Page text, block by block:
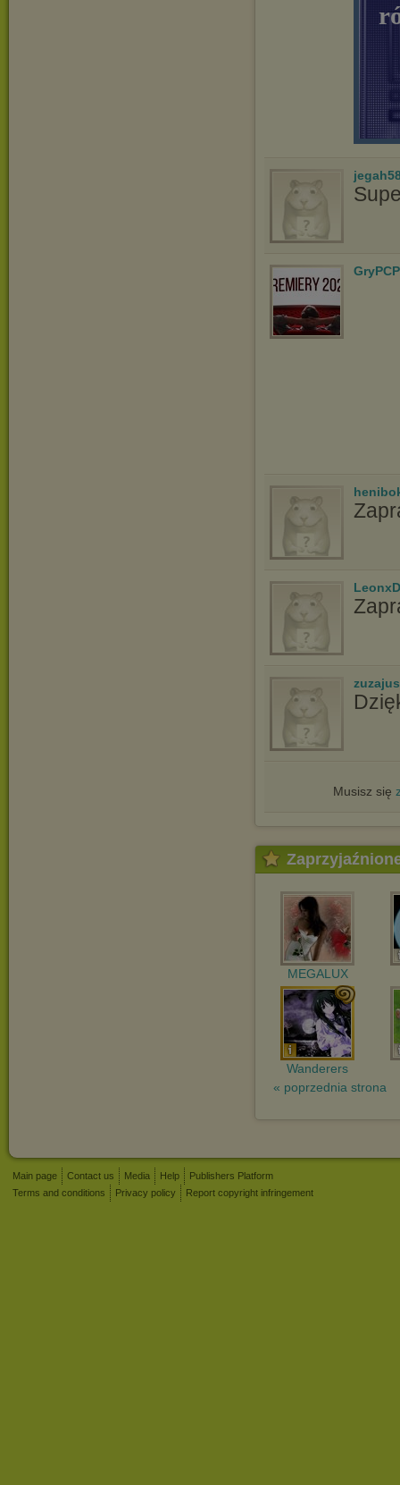
Musisz się
MEGALUX
Wanderers
« poprzednia strona
Main page Contact us Media Help
Publishers Platform
Terms and conditions
Privacy policy Report copyright infringement